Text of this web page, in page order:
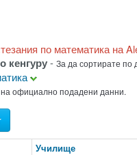
по математика на
кенгуру- За да сортирате по
официално подадени данни.
Училище